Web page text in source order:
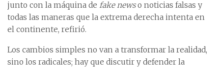
junto con la máquina de fake newso noticias falsas y
todas las maneras que la extrema derecha intenta en
el continente, refirió.
Los cambios simples no van a transformar la realidad,
sino los radicales; hay que discutir y defender la